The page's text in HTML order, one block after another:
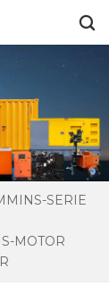
SERIE
MOTOR